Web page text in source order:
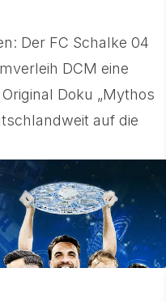
Der FC Schalke 04
DCM eine
Doku „Mythos
auf die